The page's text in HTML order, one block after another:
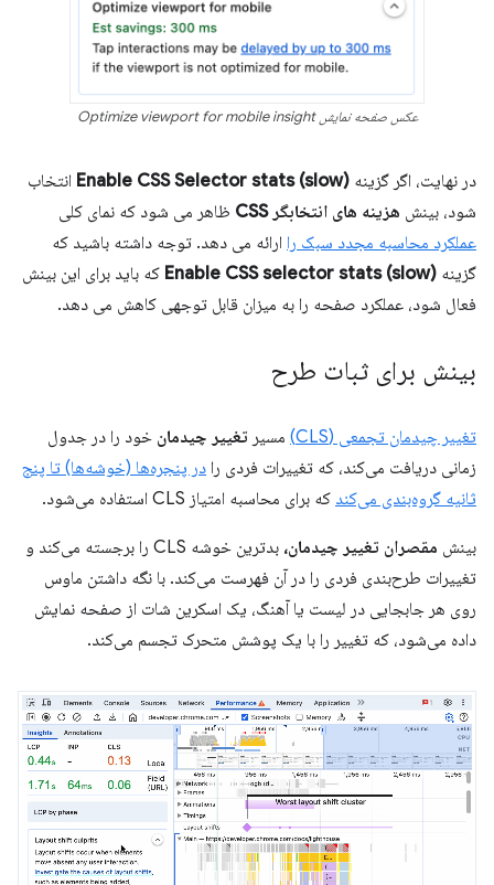
عکس صفحه نمایش Optimize viewport for mobile insight
در نهایت، اگر گزینه Enable CSS Selector stats (slow) انتخاب
شود، بینش هزینه های انتخابگر CSS
ظاهر می شود که نمای کلی
عملکرد محاسبه مجدد سبک را ارائه می دهد. توجه داشته باشید که
گزینه Enable CSS selector stats (slow) که باید برای این بینش
فعال شود، عملکرد صفحه را به میزان قابل توجهی کاهش می دهد.
بینش برای ثبات طرح
تغییر چیدمان تجمعی (CLS) مسیر تغییر چیدمان خود را در جدول
زمانی دریافت می‌کند، که تغییرات فردی را در پنجره‌ها (خوشه‌ها) تا پنج
ثانیه گروه‌بندی می‌کند که برای محاسبه امتیاز CLS استفاده می‌شود.
بینش مقصران تغییر چیدمان،
بدترین خوشه CLS را برجسته می‌کند و
تغییرات طرح‌بندی فردی را در آن فهرست می‌کند. با نگه داشتن ماوس
روی هر جابجایی در لیست یا آهنگ، یک اسکرین شات از صفحه نمایش
داده می‌شود، که تغییر را با یک پوشش متحرک تجسم می‌کند.